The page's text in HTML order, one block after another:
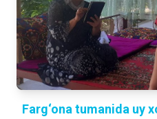
Farg‘ona tumanida uy